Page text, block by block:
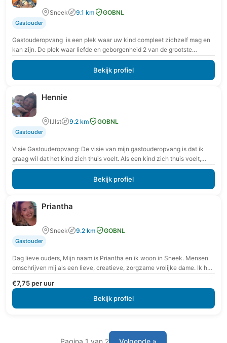
Sneek 9.1 km GOBNL
Gastouder
Gastouderopvang is een plek waar uw kind compleet zichzelf mag en
kan zijn. De plek waar liefde en geborgenheid 2 van de grootste
kenmerken zijn.…
Bekijk profiel
Hennie
IJlst 9.2 km GOBNL
Gastouder
Visie Gastouderopvang: De visie van mijn gastouderopvang is dat ik
graag wil dat het kind zich thuis voelt. Als een kind zich thuis voelt,
kan…
Bekijk profiel
Priantha
Sneek 9.2 km GOBNL
Gastouder
Dag lieve ouders, Mijn naam is Priantha en ik woon in Sneek. Mensen
omschrijven mij als een lieve, creatieve, zorgzame vrolijke dame. Ik hou
€7,75 per uur
Bekijk profiel
Pagina 1 van 2 Volgende »